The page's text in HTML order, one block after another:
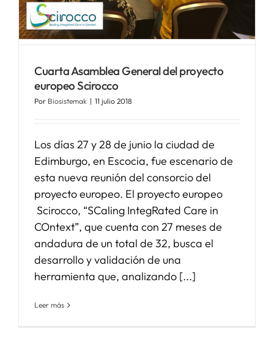
SERVICIOS
APOYO I+D+I
Cuarta Asamblea General del proyecto
europeo Scirocco
Por Biosistemak | 11 julio 2018
Los días 27 y 28 de junio la ciudad de
Edimburgo, en Escocia, fue escenario de
esta nueva reunión del consorcio del
proyecto europeo. El proyecto europeo
Scirocco, “SCaling IntegRated Care in
COntext”, que cuenta con 27 meses de
andadura de un total de 32, busca el
desarrollo y validación de una
herramienta que, analizando [...]
Leer más